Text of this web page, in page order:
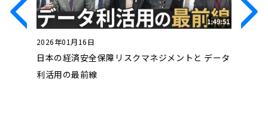
2026年01月16日
日本の経済安全保障リスクマネジメントと データ
利活用の最前線